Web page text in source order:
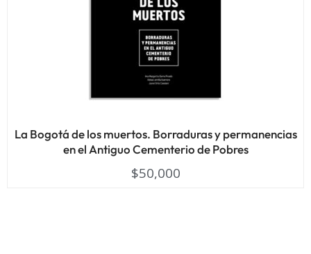
La Bogotá de los muertos. Borraduras y permanencias
en el Antiguo Cementerio de Pobres
$50,000